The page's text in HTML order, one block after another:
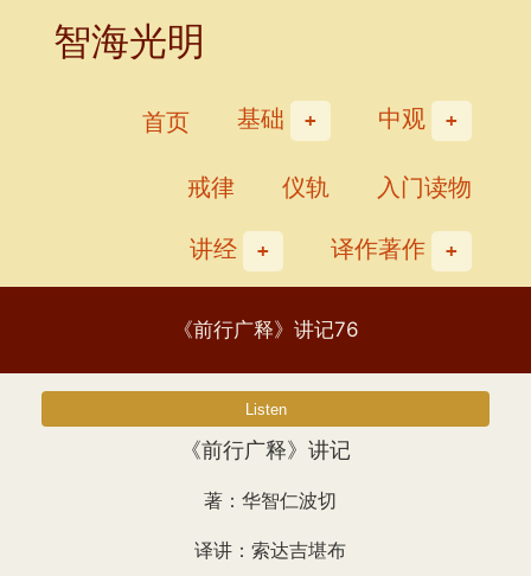
智海光明
首页 基础
中观
戒律
仪轨
入门读物
讲经
译作著作
《前行广释》讲记76
《前行广释》讲记
著：华智仁波切
译讲：索达吉堪布